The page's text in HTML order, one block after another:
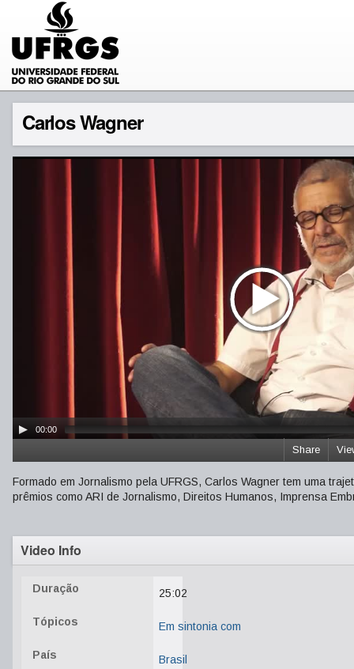
Carlos Wagner
00:00
Share
Formado em Jornalismo pela UFRGS, Carlos Wagner tem uma
prêmios como ARI de Jornalismo, Direitos Humanos, Imprensa
Video Info
Duração 25:02
Tópicos Em sintonia com
País Brasil